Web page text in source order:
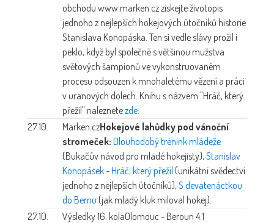
obchodu www.marken.cz získejte životopis
jednoho z nejlepších hokejových útočníků historie
Stanislava Konopáska. Ten si vedle slávy prožil i
peklo, když byl společně s většinou mužstva
světových šampionů ve vykonstruovaném
procesu odsouzen k mnohaletému vězení a práci
v uranových dolech. Knihu s názvem "Hráč, který
přežil" naleznetezde
27.10.
Marken.czHokejové lahůdky pod vánoční
stromeček: Dlouhodobý trénink mládeže
(Bukačův návod pro mladé hokejisty), Stanislav
Konopásek - Hráč, který přežil (unikátní svědectví
jednoho z nejlepších útočníků), S devatenáctkou
do Bernu (jak mladý kluk miloval hokej).
27.10.
Výsledky 16. kolaOlomouc - Beroun 4:1